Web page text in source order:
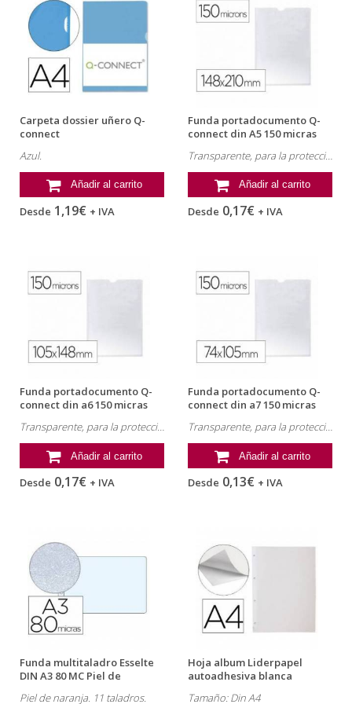
Carpeta dossier uñero Q-
connect
Azul.
Añadir al carrito
Desde 1,19€ + IVA
Funda portadocumento Q-
connect din A5 150 micras
Transparente, para la protección y presentación de documentos.
Añadir al carrito
Desde 0,17€ + IVA
Funda portadocumento Q-
connect din a6 150 micras
Transparente, para la protección y presentación de documentos.
Añadir al carrito
Desde 0,17€ + IVA
Funda portadocumento Q-
connect din a7 150 micras
Transparente, para la protección y presentación de documentos.
Añadir al carrito
Desde 0,13€ + IVA
Funda multitaladro Esselte
DIN A3 80 MC Piel de
Piel de naranja. 11 taladros.
Hoja album Liderpapel
autoadhesiva blanca
Tamaño: Din A4